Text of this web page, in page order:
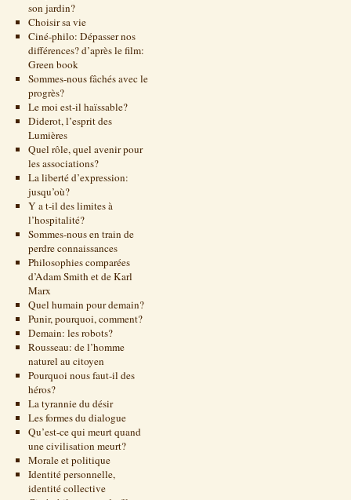
son jardin?
Choisir sa vie
Ciné-philo: Dépasser nos
différences? d’après le film:
Green book
Sommes-nous fâchés avec le
progrès?
Le moi est-il haïssable?
Diderot, l’esprit des
Lumières
Quel rôle, quel avenir pour
les associations?
La liberté d’expression:
jusqu’où?
Y a t-il des limites à
l’hospitalité?
Sommes-nous en train de
perdre connaissances
Philosophies comparées
d’Adam Smith et de Karl
Marx
Quel humain pour demain?
Punir, pourquoi, comment?
Demain: les robots?
Rousseau: de l’homme
naturel au citoyen
Pourquoi nous faut-il des
héros?
La tyrannie du désir
Les formes du dialogue
Qu’est-ce qui meurt quand
une civilisation meurt?
Morale et politique
Identité personnelle,
identité collective